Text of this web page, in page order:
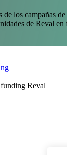
de los campañas
de Reval
Reval